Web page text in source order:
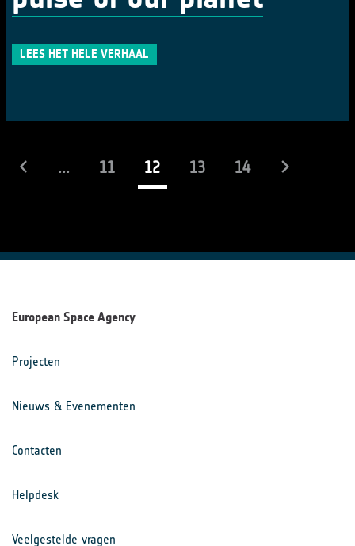
LEES HET HELE VERHAAL
... 11 12(actueel)
13 14
European Space Agency
Projecten
Nieuws & Evenementen
Contacten
Helpdesk
Veelgestelde vragen